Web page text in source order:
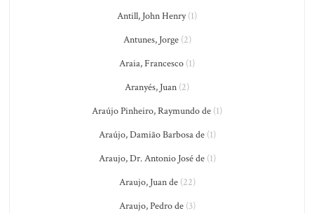
Antill, John Henry(1)
Antunes, Jorge(2)
Araia, Francesco (1)
Aranyés, Juan (2)
Araújo Pinheiro, Raymundo de (1)
Araújo, Damião Barbosa de(1)
Araujo, Dr. Antonio José de(1)
Araujo, Juan de(22)
Araujo, Pedro de(3)